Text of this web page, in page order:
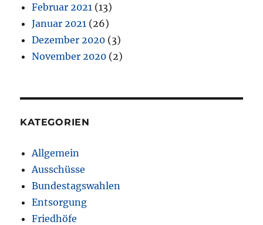
Februar 2021 (13)
Januar 2021 (26)
Dezember 2020 (3)
November 2020 (2)
KATEGORIEN
Allgemein
Ausschüsse
Bundestagswahlen
Entsorgung
Friedhöfe